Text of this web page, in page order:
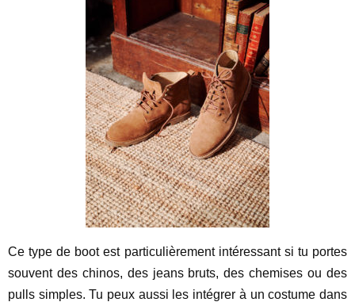
Ce type de boot est particulièrement intéressant si tu portes
souvent des chinos, des jeans bruts, des chemises ou des
pulls simples. Tu peux aussi les intégrer à un costume dans